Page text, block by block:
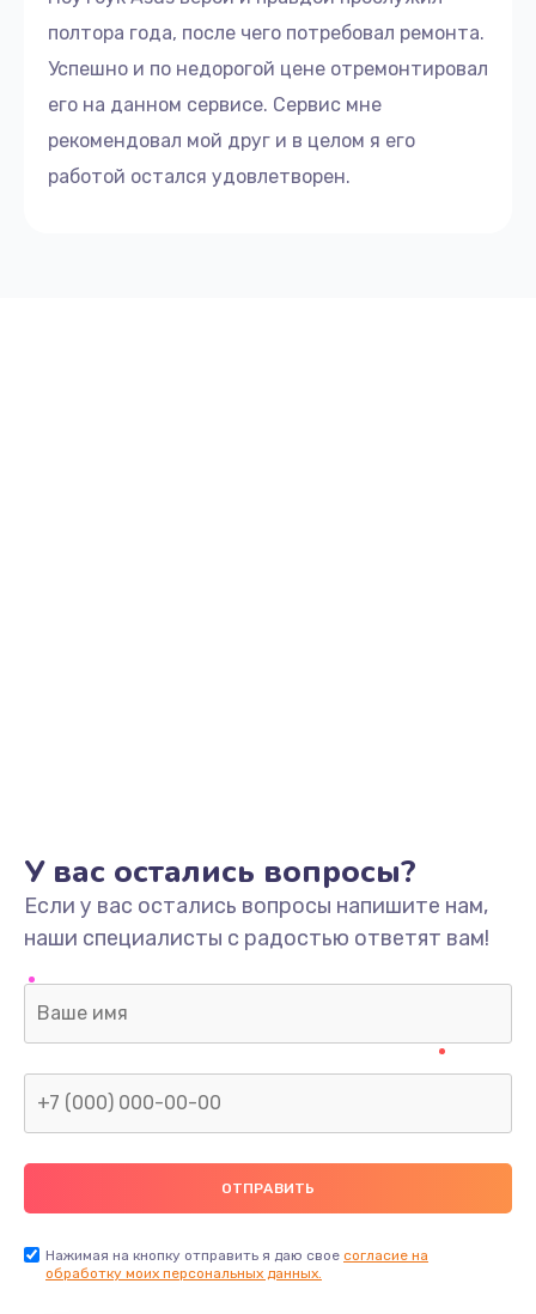
полтора года, после чего потребовал ремонта.
Успешно и по недорогой цене отремонтировал
его на данном сервисе. Сервис мне
рекомендовал мой друг и в целом я его
работой остался удовлетворен.
У вас остались вопросы?
Если у вас остались вопросы напишите нам,
наши специалисты с радостью ответят вам!
Нажимая на кнопку отправить я даю свое согласие на
обработку моих персональных данных.